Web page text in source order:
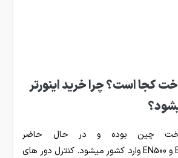
کجا است؟ چرا خرید اینورتر
چین بوده و در حال حاضر
سری EDS800، EN600 و EN500 وارد کشور میشود. کنترل دور های